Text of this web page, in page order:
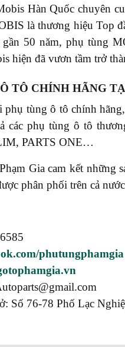
Hàn Quốc chuyên
là thương hiệu Top
50 năm, phụ tùng
hiện đã vươn tầm trở
TÔ CHÍNH HÃNG
phụ tùng ô tô chính
các phụ tùng ô tô
PARTS ONE…
Gia cam kết những
phân phối trên cả
phutungphamgia
Số 76-78 Phố Lạc